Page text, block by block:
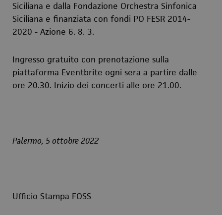
Siciliana e dalla Fondazione Orchestra Sinfonica
Siciliana e finanziata con fondi PO FESR 2014-
2020 - Azione 6. 8. 3.
Ingresso gratuito con prenotazione sulla
piattaforma Eventbrite ogni sera a partire dalle
ore 20.30. Inizio dei concerti alle ore 21.00.
Palermo, 5 ottobre2022
Ufficio Stampa FOSS